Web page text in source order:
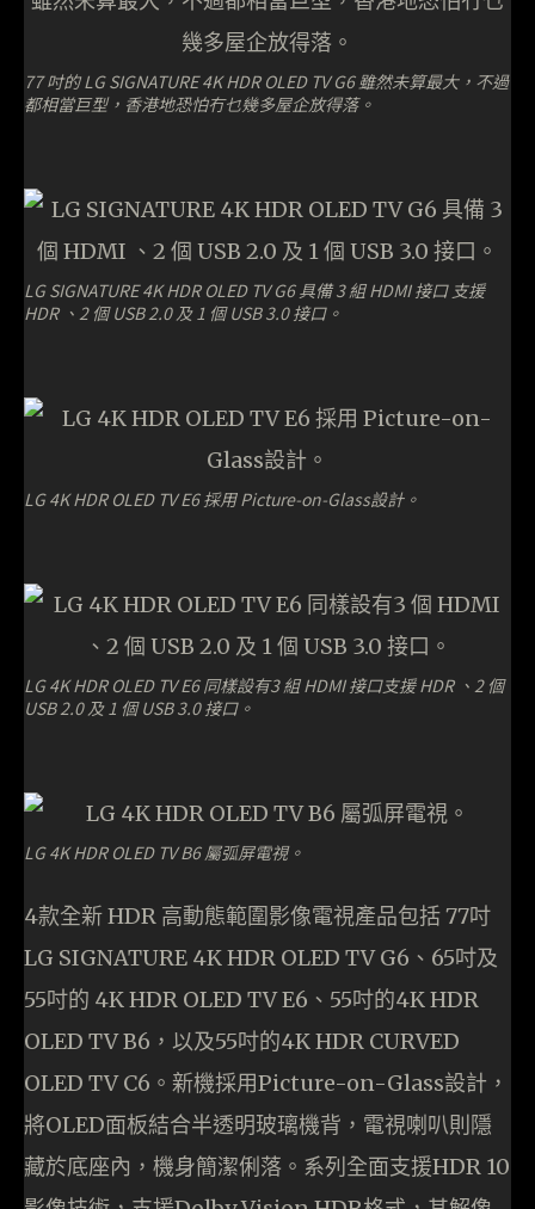
77 吋的 LG SIGNATURE 4K HDR OLED TV G6 雖然未算最大，不過
都相當巨型，香港地恐怕冇乜幾多屋企放得落。
LG SIGNATURE 4K HDR OLED TV G6 具備 3 組 HDMI 接口 支援
HDR 、2 個 USB 2.0 及 1 個 USB 3.0 接口。
LG 4K HDR OLED TV E6 採用 Picture-on-Glass設計。
LG 4K HDR OLED TV E6 同樣設有3 組 HDMI 接口支援 HDR 、2 個
USB 2.0 及 1 個 USB 3.0 接口。
LG 4K HDR OLED TV B6 屬弧屏電視。
4款全新 HDR 高動態範圍影像電視產品包括 77吋
LG SIGNATURE 4K HDR OLED TV G6、65吋及
55吋的 4K HDR OLED TV E6、55吋的4K HDR
OLED TV B6，以及55吋的4K HDR CURVED
OLED TV C6。新機採用Picture-on-Glass設計，
將OLED面板結合半透明玻璃機背，電視喇叭則隱
藏於底座內，機身簡潔俐落。系列全面支援HDR 10